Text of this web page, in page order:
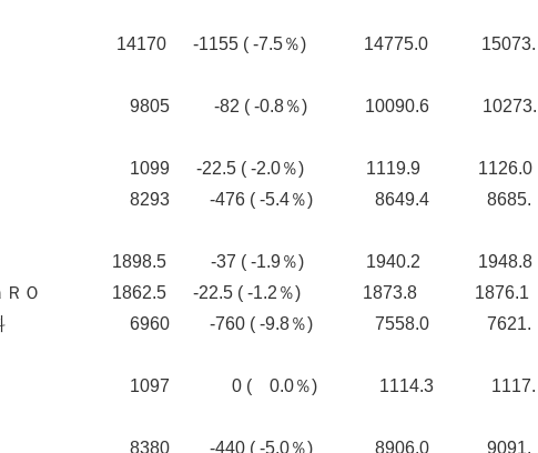
14170 -1155 ( -7.5％) 14775.0 15073.
9805 -82 ( -0.8％) 10090.6 10273.
-22.5 ( -2.0％) 1119.9 1126.0
8293 -476 ( -5.4％) 8649.4 8685.
所 1898.5 -37 ( -1.9％) 1940.2 1948.8
ａＲＯ 1862.5 -22.5 ( -1.2％) 1873.8 1876.1
材料 6960 -760 ( -9.8％) 7558.0 7621.
1097 0 ( 0.0％) 1114.3 1117.
属 8380 -440 ( -5.0％) 8906.0 9091.